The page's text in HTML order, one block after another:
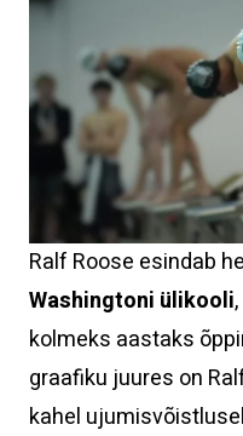
Ralf Roose esindab
Washingtoni ülikooli
kolmeks aastaks
graafiku juures on
kahel